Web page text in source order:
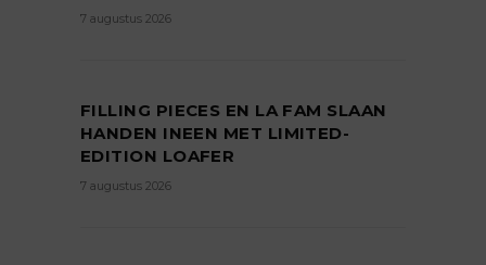
7 augustus 2026
FILLING PIECES EN LA FAM SLAAN
HANDEN INEEN MET LIMITED-
EDITION LOAFER
7 augustus 2026